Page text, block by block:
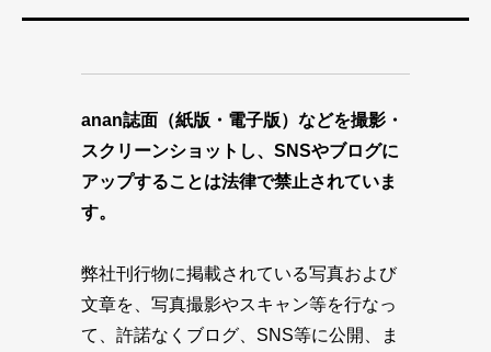
anan誌面（紙版・電子版）などを撮影・
スクリーンショットし、SNSやブログに
アップすることは法律で禁止されていま
す。
弊社刊行物に掲載されている写真および
文章を、写真撮影やスキャン等を行なっ
て、許諾なくブログ、SNS等に公開、ま